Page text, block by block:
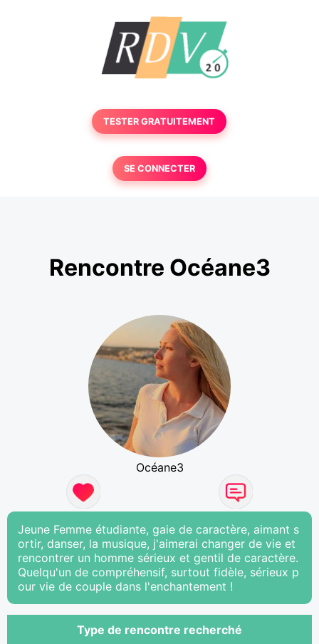
TESTER GRATUITEMENT
SE CONNECTER
Rencontre Océane3
Océane3
Jeune Femme étudiante, gaie de caractère, aimant s
ortir, danser, la musique, j'aimerai changer de vie et
rencontrer un homme sérieux et gentil de caractère.
Quelqu'un de compréhensif, surtout fidèle, sérieux p
our vie de couple dans l'enchantement !
Type de rencontre recherché